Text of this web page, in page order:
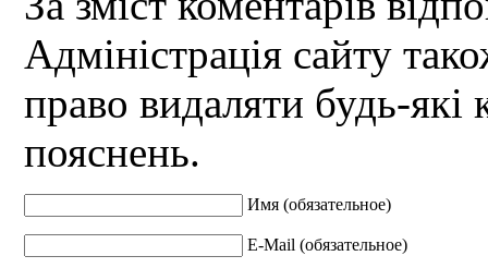
Адміністрація сайту
право видаляти будь-які
пояснень.
Имя (обязательное)
E-Mail (обязательное)